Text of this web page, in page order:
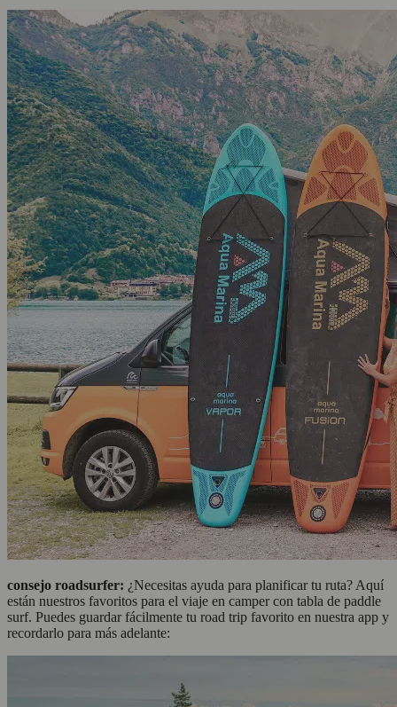
consejo roadsurfer: ¿Necesitas ayuda para planificar tu ruta? Aquí
están nuestros favoritos para el viaje en camper con tabla de paddle
surf. Puedes guardar fácilmente tu road trip favorito en nuestra app y
recordarlo para más adelante: